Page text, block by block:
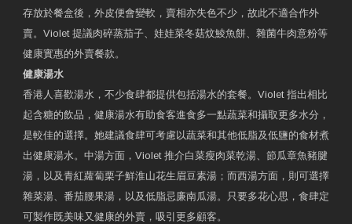
存放於餐盒後，外皮便會變軟，賣相亦失色不少，故此不適合作外
賣。Violet 提議肉碎蒸茄子、娃娃菜冬菇炆鯪魚餅、雜菌牛肉意粉等
健康實惠的外賣餐款。
健康湯水
香港人喜歡湯水，不少食肆都提供包括湯水的套餐。Violet 指出相比
起含糖的飲品，健康湯水有助食客進食多一點蔬菜和攝取更多水分，
是較佳的選擇。她建議食肆可考慮以蔬菜和其他低脂及低鹽的食材煮
出健康湯水。中湯方面，Violet 推介白菜瘦肉菜乾湯、節瓜章魚豬腱
湯，以及青紅蘿蔔栗子鮮淮山花生眉豆素湯；而西湯方面，則可選擇
雜菜湯、番茄腰果湯，以及低脂忌廉南瓜湯。只要多花心思，食肆定
可製作既美味又健康的外賣，吸引更多顧客。